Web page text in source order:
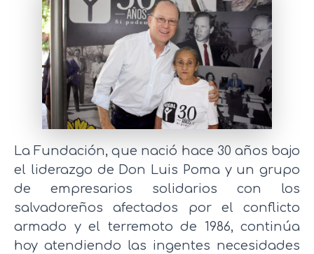
La Fundación, que nació hace 30 años bajo
el liderazgo de Don Luis Poma y un grupo
de empresarios solidarios con los
salvadoreños afectados por el conflicto
armado y el terremoto de 1986, continúa
hoy atendiendo las ingentes necesidades